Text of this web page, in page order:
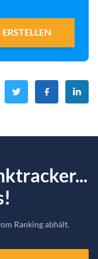
Ranking abhält.